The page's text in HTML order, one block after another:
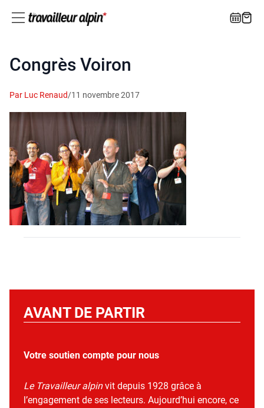
Congrès Voiron
Par Luc Renaud/11 novembre 2017
AVANT DE PARTIR
Votre soutien compte pour nous
Le Travailleur alpinvit depuis 1928 grâce à
l’engagement de ses lecteurs. Aujourd’hui encore, ce